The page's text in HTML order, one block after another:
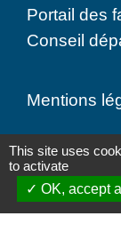
Portail des
Conseil
Mentions
Politique
Plan du
This site uses
to activate
OK, accept all